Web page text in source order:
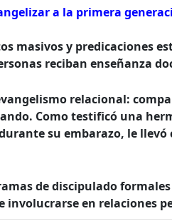
a la primera
masivos y predicaciones
reciban enseñanza
relacional:
Como testificó una
su embarazo, le llevó
de discipulado
en relaciones